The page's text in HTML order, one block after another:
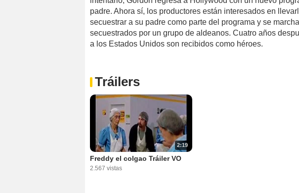
padre. Ahora sí, los productores están interesados en
secuestrar a su padre como parte del programa y se
secuestrados por un grupo de aldeanos. Cuatro años
a los Estados Unidos son recibidos como héroes.
Tráilers
2:19
Freddy el colgao Tráiler VO
2.567 vistas